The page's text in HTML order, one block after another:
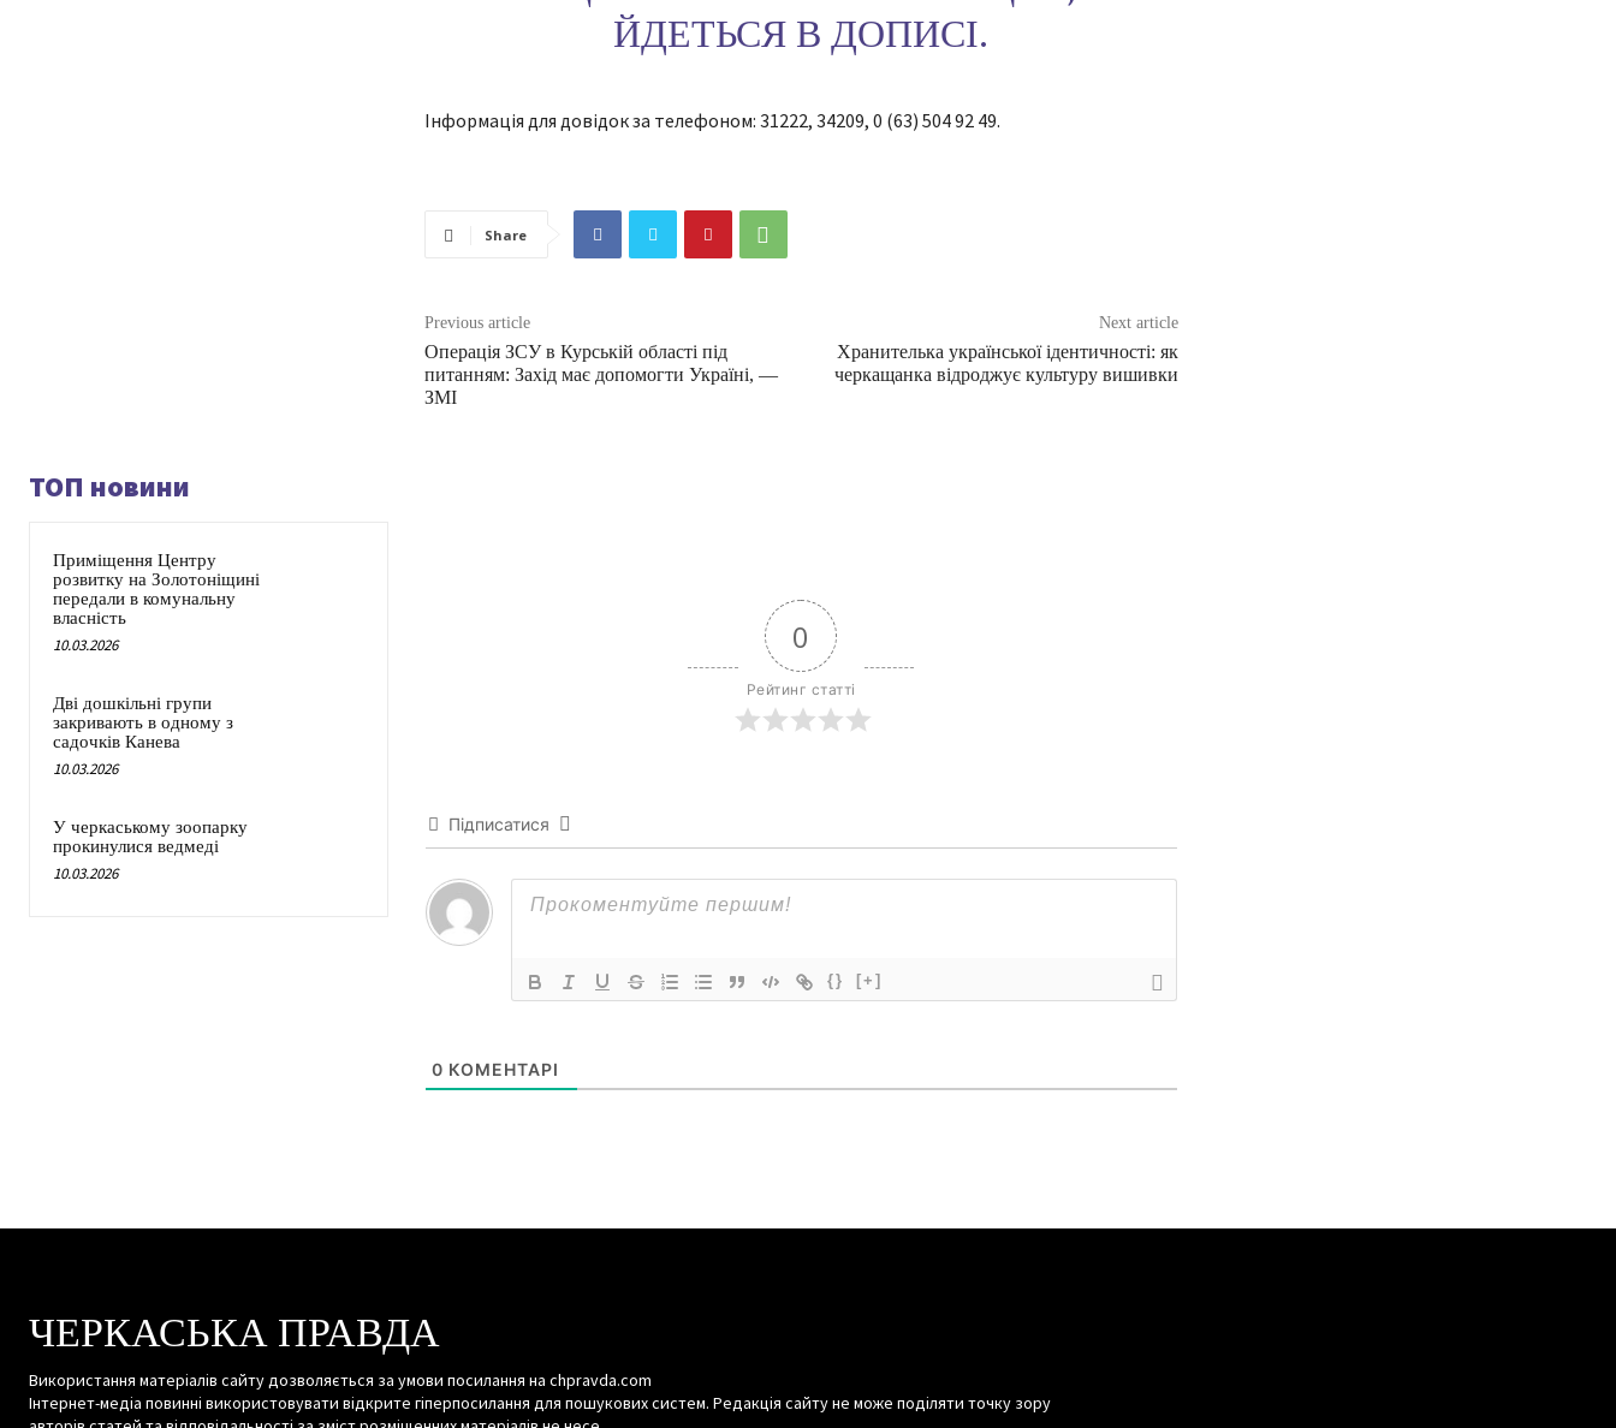
ЙДЕТЬСЯ В ДОПИСІ.
Інформація для довідок за телефоном: 31222, 34209, 0 (63) 504 92 49.
Share
Previous article
Операція ЗСУ в Курській області під
питанням: Захід має допомогти Україні, —
ЗМІ
Next article
Хранителька української ідентичності: як
черкащанка відроджує культуру вишивки
ТОП новини
Приміщення Центру
розвитку на Золотоніщині
передали в комунальну
власність
10.03.2026
Дві дошкільні групи
закривають в одному з
садочків Канева
10.03.2026
У черкаському зоопарку
прокинулися ведмеді
10.03.2026
0
Рейтинг статті
Підписатися
{} [+]
0 КОМЕНТАРІ
ЧЕРКАСЬКА ПРАВДА
Використання матеріалів сайту дозволяється за умови посилання на chpravda.com
Інтернет-медіа повинні використовувати відкрите гіперпосилання для пошукових систем. Редакція сайту не може поділяти точку зору